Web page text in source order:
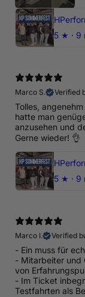
5 ★ · 9
Marco S.
Verified
Tolles,
hatte man
anzusehen und
Gerne wieder! 👌
5 ★ · 9
Marco I.
Verified
- Ein muss für
- Mitarbeiter und
von
- Im Ticket
Testfahrten als